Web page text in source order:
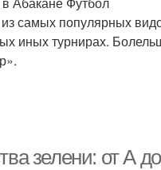
самых популярных
иных турнирах.
зелени: от А